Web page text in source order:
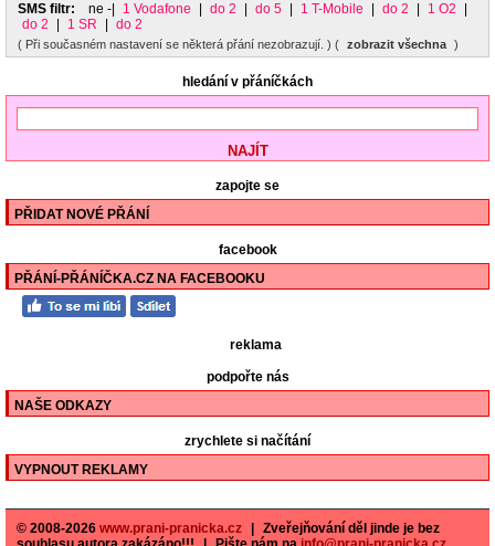
SMS filtr:
ne -| 1 Vodafone do 2 do 5 1 T-Mobile do 2 1 O2
do 2
1 SR do 2
( Při současném nastavení se některá přání nezobrazují. ) ( zobrazit všechna )
hledání v přáníčkách
zapojte se
PŘIDAT NOVÉ PŘÁNÍ
facebook
PŘÁNÍ-PŘÁNÍČKA.CZ NA FACEBOOKU
reklama
podpořte nás
NAŠE ODKAZY
zrychlete si načítání
VYPNOUT REKLAMY
© 2008-2026 www.prani-pranicka.cz
Zveřejňování děl jinde je bez